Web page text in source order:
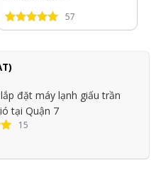
57
đặt máy lạnh giấu trần
tại Quận 7
15